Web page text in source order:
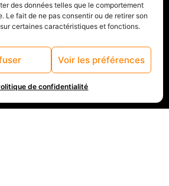
des données telles que le comportement
Le fait de ne pas consentir ou de retirer son
certaines caractéristiques et fonctions.
Voir les préférences
de confidentialité